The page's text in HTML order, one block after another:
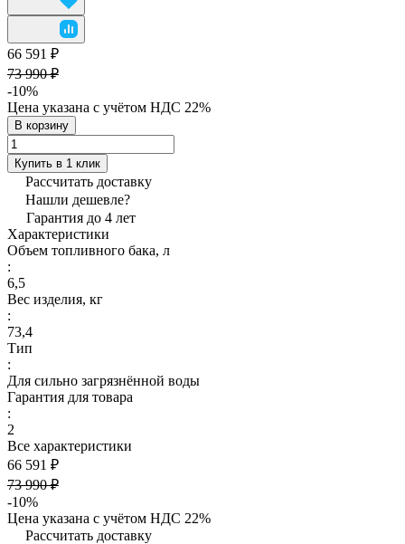
66 591 ₽
73 990 ₽
-10%
Цена указана с учётом НДС 22%
В корзину
Купить в 1 клик
Рассчитать доставку
Нашли дешевле?
Гарантия до 4 лет
Характеристики
Объем топливного бака, л
:
6,5
Вес изделия, кг
:
73,4
Тип
:
Для сильно загрязнённой воды
Гарантия для товара
:
2
Все характеристики
66 591 ₽
73 990 ₽
-10%
Цена указана с учётом НДС 22%
Рассчитать доставку